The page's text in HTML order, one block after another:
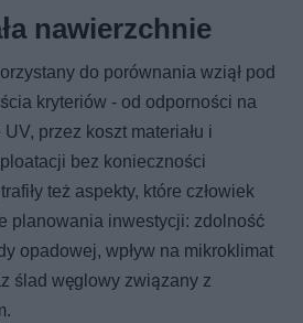
nawierzchnie
do porównania wziął pod
kryteriów - od odporności na
przez koszt materiału i
bez konieczności
też aspekty, które człowiek
planowania inwestycji: zdolność
opadowej, wpływ na mikroklimat
ślad węglowy związany z